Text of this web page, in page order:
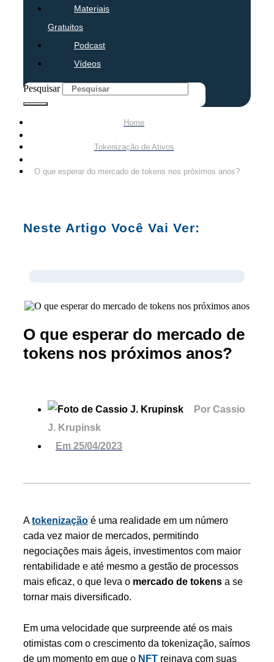
Materiais
Gratuitos
Podcast
Vídeos
Pesquisar
Home
Tokenização de Ativos
O que esperar do mercado de tokens nos próximos anos?
Neste Artigo Você Vai Ver:
O que esperar do mercado de
tokens nos próximos anos?
Por Cassio
J. Krupinsk
Em 25/04/2023
Atokenização é uma realidade em um número
cada vez maior de mercados, permitindo
negociações mais ágeis, investimentos com maior
rentabilidade e até mesmo a gestão de processos
mais eficaz, o que leva o mercado de tokens a se
tornar mais diversificado.
Em uma velocidade que surpreende até os mais
otimistas com o crescimento da tokenização, saímos
de um momento em que o NFT reinava com suas